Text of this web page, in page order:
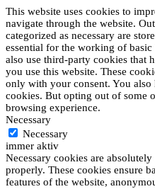
This website uses cookies to
navigate through the website.
categorized as necessary are
essential for the working of
also use third-party cookies that
you use this website. These
only with your consent. You
cookies. But opting out of some
browsing experience.
Necessary
Necessary
immer aktiv
Necessary cookies are
properly. These cookies ensure
features of the website,